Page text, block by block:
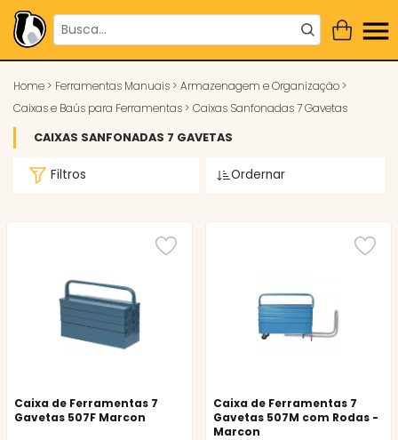
Home > Ferramentas Manuais > Armazenagem e Organização >
Caixas e Baús para Ferramentas > Caixas Sanfonadas 7 Gavetas
CAIXAS SANFONADAS 7 GAVETAS
Filtros Ordernar
Caixa de Ferramentas 7
Gavetas 507F Marcon
Caixa de Ferramentas 7
Gavetas 507M com Rodas -
Marcon